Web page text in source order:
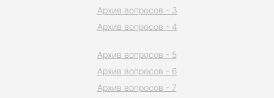
Архив вопросов - 3
Архив вопросов - 4
Архив вопросов - 5
Архив вопросов - 6
Архив вопросов - 7